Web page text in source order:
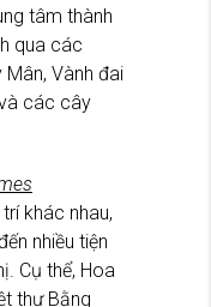
tâm thành
qua các
Mân, Vành đai
các cây
khác nhau,
nhiều tiện
Cụ thể, Hoa
thự Bằng